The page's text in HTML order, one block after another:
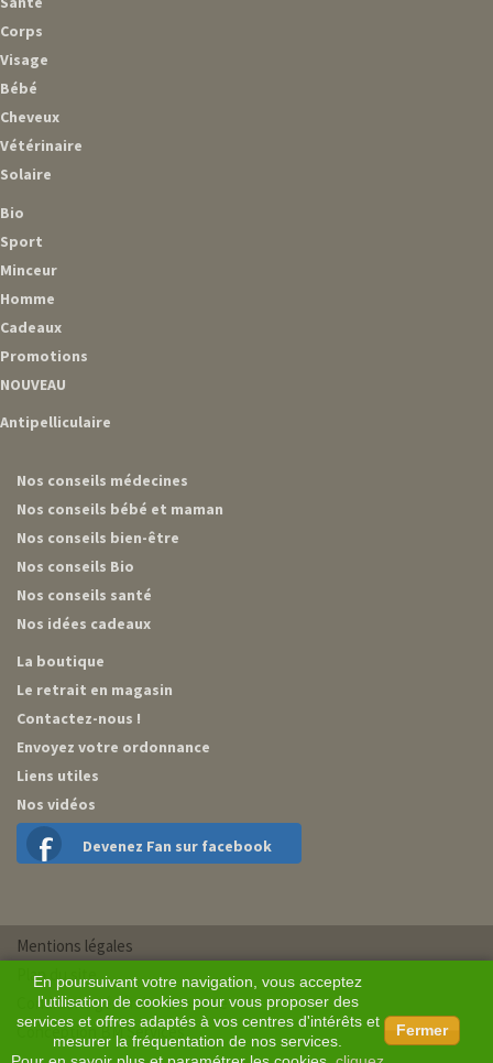
Corps
Visage
Bébé
Cheveux
Vétérinaire
Solaire
Bio
Sport
Minceur
Homme
Cadeaux
Promotions
NOUVEAU
Antipelliculaire
Nos conseils médecines
Nos conseils bébé et maman
Nos conseils bien-être
Nos conseils Bio
Nos conseils santé
Nos idées cadeaux
La boutique
Le retrait en magasin
Contactez-nous !
Envoyez votre ordonnance
Liens utiles
Nos vidéos
Devenez Fan sur facebook
En poursuivant votre navigation, vous acceptez
l'utilisation de cookies pour vous proposer des
services et offres adaptés à vos centres d'intérêts et
mesurer la fréquentation de nos services.
Fermer
Mentions légales
Plan du site
Conditions générales de vente
Conception BM Services